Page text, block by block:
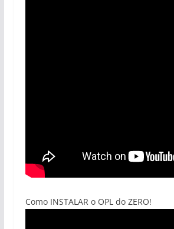
Como INSTALAR o OPL do ZERO!